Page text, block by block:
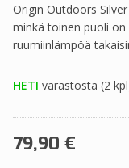
Origin Outdoors
minkä toinen puoli
ruumiinlämpöä
HETI varastosta (2
79,90 €